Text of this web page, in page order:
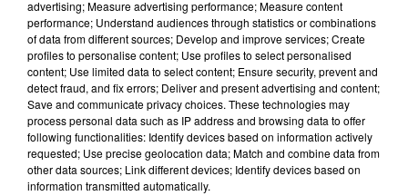
percevraient plus d’aides financières de l’état pour continuer
à faire vivre leurs exploitations.
Musique
Pomme emprunte le décor de l’émission
advertising; Measure advertising performance; Measure content
performance; Understand audiences through statistics or combinations
of data from different sources; Develop and improve services; Create
profiles to personalise content; Use profiles to select personalised
content; Use limited data to select content; Ensure security, prevent and
detect fraud, and fix errors; Deliver and present advertising and content;
Save and communicate privacy choices. These technologies may
process personal data such as IP address and browsing data to offer
following functionalities: Identify devices based on information actively
requested; Use precise geolocation data; Match and combine data from
other data sources; Link different devices; Identify devices based on
information transmitted automatically.